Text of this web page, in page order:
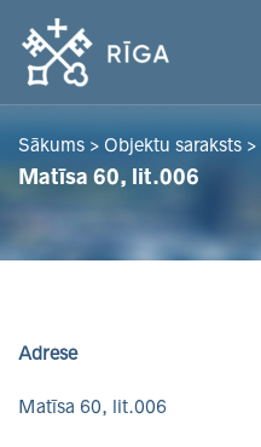
Sākums > Objektu saraksts >
Matīsa 60, lit.006
Adrese
Matīsa 60, lit.006